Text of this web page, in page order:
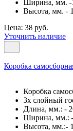
Ширина, мм. -
Высота, мм. -
Цена: 38 руб.
Уточнить наличие
Коробка
Коробка
3х слойный
Длина, мм.: -
Ширина, мм.:
Высота, мм.:-